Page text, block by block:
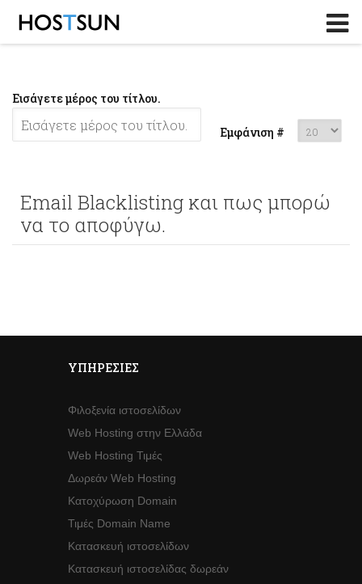
Εισάγετε μέρος του τίτλου.
Εμφάνιση #
Email Blacklisting και πως μπορώ
να το αποφύγω.
ΥΠΗΡΕΣΊΕΣ
Φιλοξενία ιστοσελίδων
Web Hosting στην Ελλάδα
Web Hosting Τιμές
Δωρεάν Web Hosting
Κατοχύρωση Domain
Τιμές Domain Name
Κατασκευή ιστοσελίδων
Κατασκευή ιστοσελίδας δωρεάν
Log in
Password